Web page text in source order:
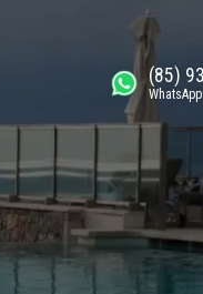
(85)
WhatsApp